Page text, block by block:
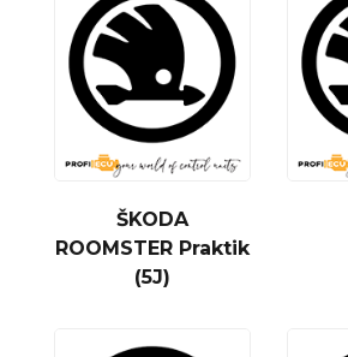
ŠKODA
ROOMSTER Praktik
(5J)